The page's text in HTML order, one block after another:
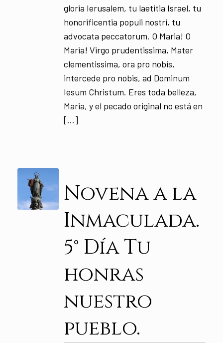
gloria Ierusalem, tu laetitia Israel, tu
honorificentia populi nostri, tu
advocata peccatorum. O Maria! O
Maria! Virgo prudentissima, Mater
clementissima, ora pro nobis,
intercede pro nobis, ad Dominum
Iesum Christum. Eres toda belleza,
Maria, y el pecado original no está en
[…]
Novena a la
Inmaculada.
5° Día Tu
honras
nuestro
pueblo.